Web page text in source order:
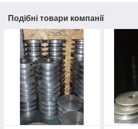
Подібні товари компанії